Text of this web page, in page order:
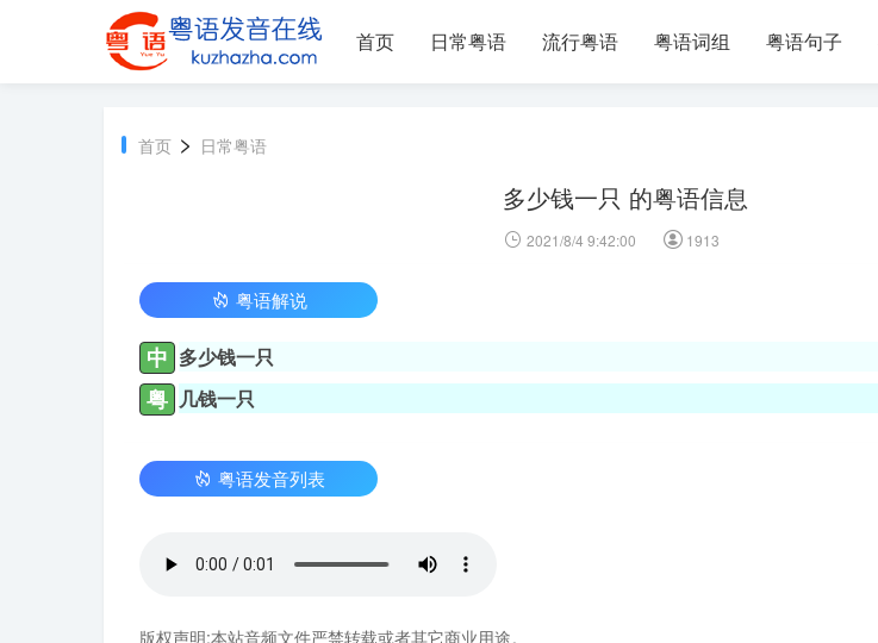
首页 日常粤语 流行粤语 粤语词组 粤语句子
首页 > 日常粤语
多少钱一只 的粤语信息
2021/8/4 9:42:00 1913
粤语解说
中 多少钱一只
粤 几钱一只
粤语发音列表
版权声明:本站音频文件严禁转载或者其它商业用途。